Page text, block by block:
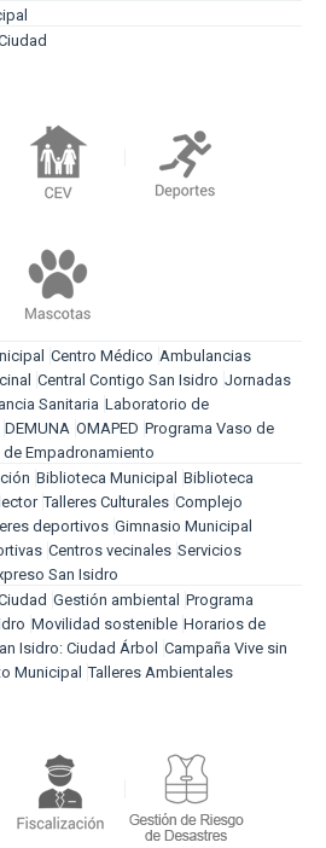
Centro Médico Ambulancias
Central Contigo San Isidro Jornadas
Sanitaria Laboratorio de
DEMUNA OMAPED Programa Vaso de
Empadronamiento
Biblioteca Municipal Biblioteca
Talleres Culturales Complejo
deportivos Gimnasio Municipal
Centros vecinales Servicios
San Isidro
Gestión ambiental Programa
Movilidad sostenible Horarios de
Isidro: Ciudad Árbol
Campaña Vive sin
Municipal Talleres Ambientales